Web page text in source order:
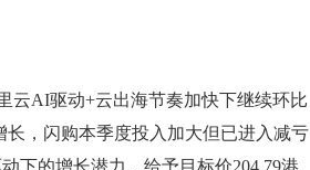
云AI驱动+云出海节奏加快下继续环比
长，闪购本季度投入加大但已进入减亏
下的增长潜力，给予目标价204.79港